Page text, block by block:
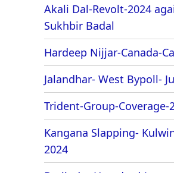
Akali Dal-Revolt-2024
Sukhbir Badal
Hardeep Nijjar-Canada-
Jalandhar- West Bypoll-
Trident-Group-Coverage-
Kangana Slapping-
2024